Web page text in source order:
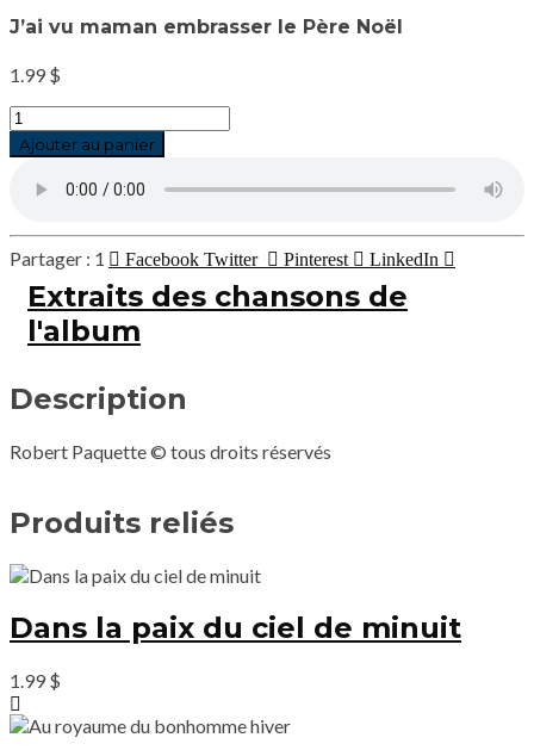
J’ai vu maman embrasser le Père Noël
1.99 $
quantité
de
J'ai
le
Noël
Ajouter au panier
1 Facebook Twitter Pinterest LinkedIn
Extraits des chansons de
l'album
Description
Robert Paquette © tous droits réservés
Produits reliés
Dans la paix du ciel de minuit
1.99 $